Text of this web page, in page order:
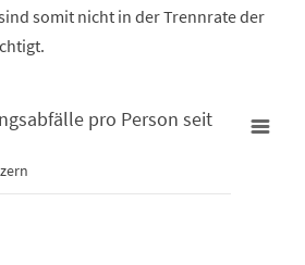
somit nicht in der Trennrate der
seit 2001
pro Person seit